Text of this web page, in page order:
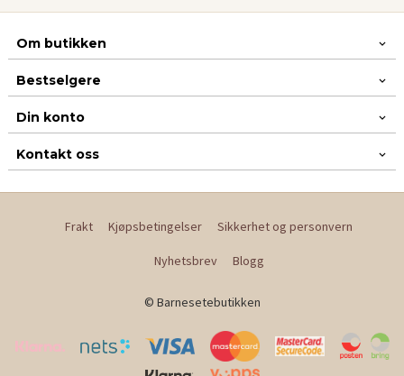
Om butikken
Bestselgere
Din konto
Kontakt oss
Frakt Kjøpsbetingelser Sikkerhet og personvern
Nyhetsbrev Blogg
© Barnesetebutikken